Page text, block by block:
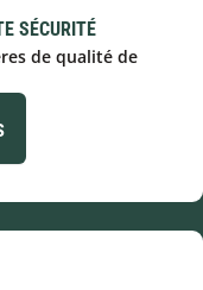
SÉCURITÉ
de qualité de